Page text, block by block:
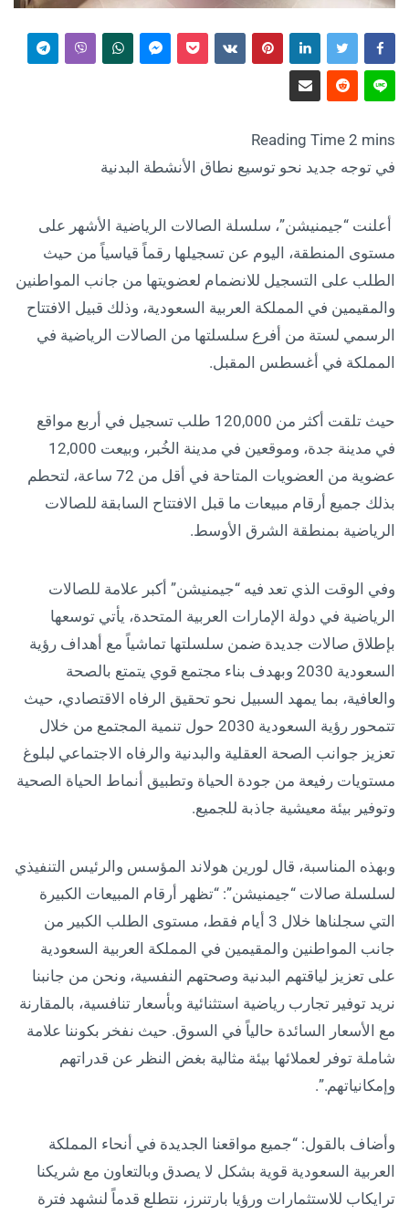
في توجه جديد نحو توسيع نطاق الأنشطة البدنية
أعلنت “جيمنيشن”، سلسلة الصالات الرياضية الأشهر على
مستوى المنطقة، اليوم عن تسجيلها رقماً قياسياً من حيث
الطلب على التسجيل للانضمام لعضويتها من جانب المواطنين
والمقيمين في المملكة العربية السعودية، وذلك قبيل الافتتاح
الرسمي لستة من أفرع سلسلتها من الصالات الرياضية في
المملكة في أغسطس المقبل.
حيث تلقت أكثر من 120,000 طلب تسجيل في أربع مواقع
في مدينة جدة، وموقعين في مدينة الخُبر، وبيعت 12,000
عضوية من العضويات المتاحة في أقل من 72 ساعة، لتحطم
بذلك جميع أرقام مبيعات ما قبل الافتتاح السابقة للصالات
الرياضية بمنطقة الشرق الأوسط.
وفي الوقت الذي تعد فيه “جيمنيشن” أكبر علامة للصالات
الرياضية في دولة الإمارات العربية المتحدة، يأتي توسعها
بإطلاق صالات جديدة ضمن سلسلتها تماشياً مع أهداف رؤية
السعودية 2030 وبهدف بناء مجتمع قوي يتمتع بالصحة
والعافية، بما يمهد السبيل نحو تحقيق الرفاه الاقتصادي، حيث
تتمحور رؤية السعودية 2030 حول تنمية المجتمع من خلال
تعزيز جوانب الصحة العقلية والبدنية والرفاه الاجتماعي لبلوغ
مستويات رفيعة من جودة الحياة وتطبيق أنماط الحياة الصحية
وتوفير بيئة معيشية جاذبة للجميع.
وبهذه المناسبة، قال لورين هولاند المؤسس والرئيس التنفيذي
لسلسلة صالات “جيمنيشن”: “تظهر أرقام المبيعات الكبيرة
التي سجلناها خلال 3 أيام فقط، مستوى الطلب الكبير من
جانب المواطنين والمقيمين في المملكة العربية السعودية
على تعزيز لياقتهم البدنية وصحتهم النفسية، ونحن من جانبنا
نريد توفير تجارب رياضية استثنائية وبأسعار تنافسية، بالمقارنة
مع الأسعار السائدة حالياً في السوق. حيث نفخر بكوننا علامة
شاملة توفر لعملائها بيئة مثالية بغض النظر عن قدراتهم
وإمكانياتهم.”.
وأضاف بالقول: “جميع مواقعنا الجديدة في أنحاء المملكة
العربية السعودية قوية بشكل لا يصدق وبالتعاون مع شريكنا
ترايكاب للاستثمارات ورؤيا بارتنرز، نتطلع قدماً لنشهد فترة